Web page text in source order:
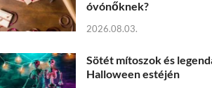
óvónőknek?
2026.08.03.
Sötét mítoszok és
Halloween estéjén